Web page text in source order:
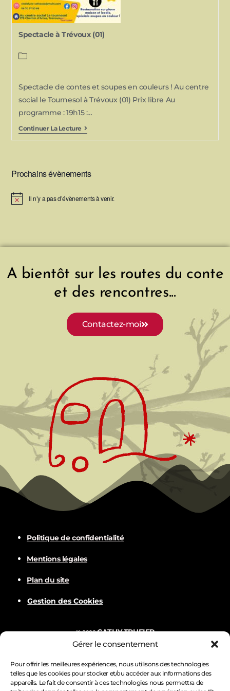
Gérer le consentement
Pour offrir les meilleures expériences, nous utilisons des technologies
telles que les cookies pour stocker et/ou accéder aux informations des
appareils. Le fait de consentir à ces technologies nous permettra de
Spectacle à Trévoux (01)
Spectacle de contes et soupes en couleurs ! Au centre
social le Tournesol à Trévoux (01) Prix libre Au
programme : 19h15 :…
Continuer La Lecture
Prochains évènements
N
e
Il n’y a pas d’évènements à venir.
A bientôt sur les routes du conte
et des rencontres...
Contactez-moi
Politique de confidentialité
Mentions légales
Plan du site
Gestion des Cookies
©2022CATHY TRUFIER